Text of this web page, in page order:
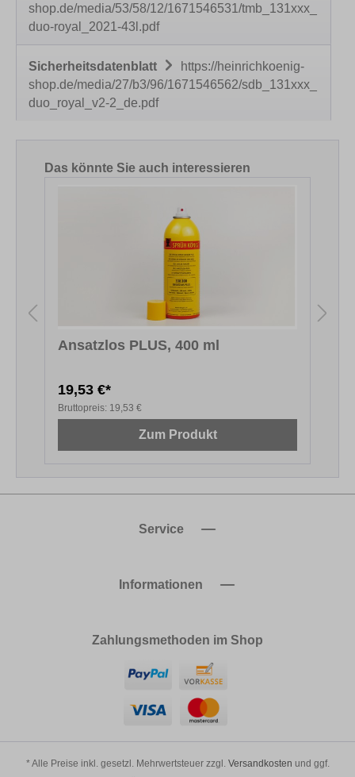
shop.de/media/53/58/12/1671546531/tmb_131xxx_
duo-royal_2021-43l.pdf
Sicherheitsdatenblatt
https://heinrichkoenig-
shop.de/media/27/b3/96/1671546562/sdb_131xxx_
duo_royal_v2-2_de.pdf
Produktgalerie überspringen
Das könnte Sie auch interessieren
Ansatzlos PLUS, 400 ml
19,53 €*
Bruttopreis: 19,53 €
Zum Produkt
Service
Informationen
Zahlungsmethoden im Shop
* Alle Preise inkl. gesetzl. Mehrwertsteuer zzgl. Versandkosten und ggf.